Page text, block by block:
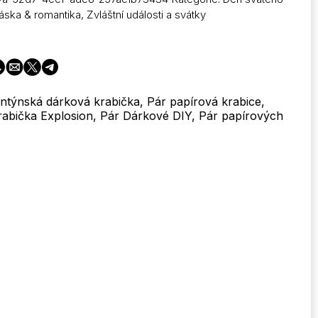
& romantika, Zvláštní události a svátky
dárková krabička, Pár papírová krabice,
Explosion, Pár Dárkové DIY, Pár papírových